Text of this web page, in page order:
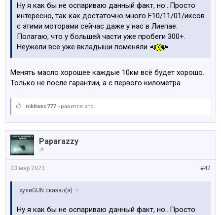
Ну я как бы не оспариваю данный факт, но…Просто
интересно, так как достаточно много F10/11/01/иксов
с этими моторами сейчас даже у нас в Лиепае.
Полагаю, что у большей части уже пробеги 300+.
Неужели все уже вкладыши поменяли
Менять масло хорошее каждые 10км всё будет хорошо.
Только не после гарантии, а с первого километра
nikitaec777нравится это.
Paparazzy
☭
#42
23 мар 2023
хулиGUN сказал(а): ↑
Ну я как бы не оспариваю данный факт, но…Просто